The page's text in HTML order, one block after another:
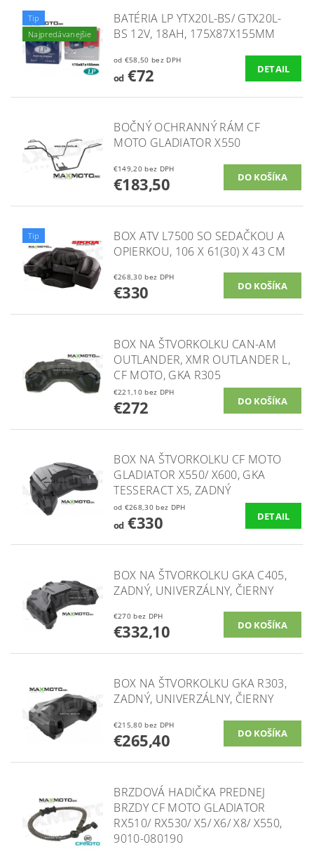
Tip
Najpredávanejšie
BATÉRIA LP YTX20L-BS/ GTX20L-
BS 12V, 18AH, 175X87X155MM
od €58,50 bez DPH
od€72 DETAIL
BOČNÝ OCHRANNÝ RÁM CF
MOTO GLADIATOR X550
€149,20 bez DPH
€183,50
Tip
BOX ATV L7500 SO SEDAČKOU A
OPIERKOU, 106 X 61(30) X 43 CM
€268,30 bez DPH
€330
BOX NA ŠTVORKOLKU CAN-AM
OUTLANDER, XMR OUTLANDER L,
CF MOTO, GKA R305
€221,10 bez DPH
€272
BOX NA ŠTVORKOLKU CF MOTO
GLADIATOR X550/ X600, GKA
TESSERACT X5, ZADNÝ
od €268,30 bez DPH
od€330 DETAIL
BOX NA ŠTVORKOLKU GKA C405,
ZADNÝ, UNIVERZÁLNY, ČIERNY
€270 bez DPH
€332,10
BOX NA ŠTVORKOLKU GKA R303,
ZADNÝ, UNIVERZÁLNY, ČIERNY
€215,80 bez DPH
€265,40
BRZDOVÁ HADIČKA PREDNEJ
BRZDY CF MOTO GLADIATOR
RX510/ RX530/ X5/ X6/ X8/ X550,
9010-080190